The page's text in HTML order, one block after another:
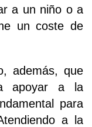
a un niño o a
un coste de
además, que
apoyar a la
para
a la